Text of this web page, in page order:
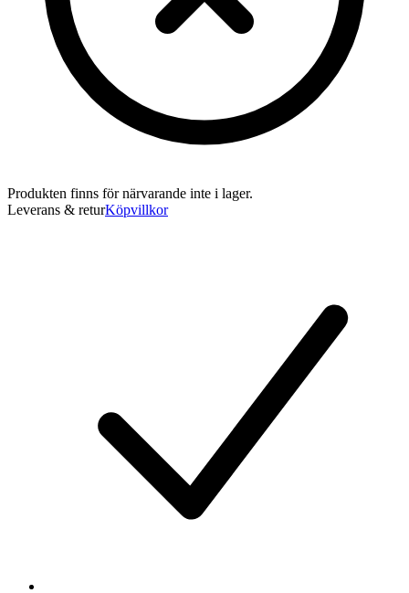
Produkten finns för närvarande inte i lager.
Leverans & returKöpvillkor